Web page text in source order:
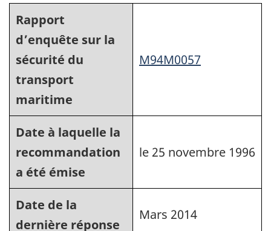
Rapport
d’enquête sur la
sécurité du
transport
maritime
M94M0057
Date à laquelle la
recommandation
a été émise
le 25 novembre 1996
Date de la
dernière réponse
Mars 2014